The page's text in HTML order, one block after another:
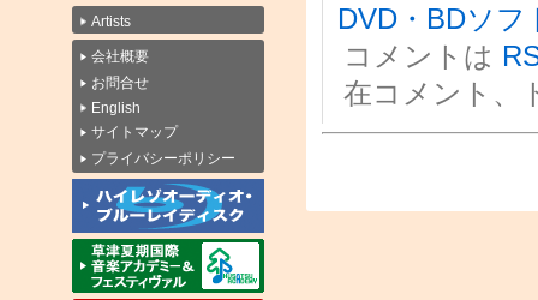
Artists
会社概要
お問合せ
English
サイトマップ
プライバシーポリシー
DVD・BDソフ
コメントは
在コメント、